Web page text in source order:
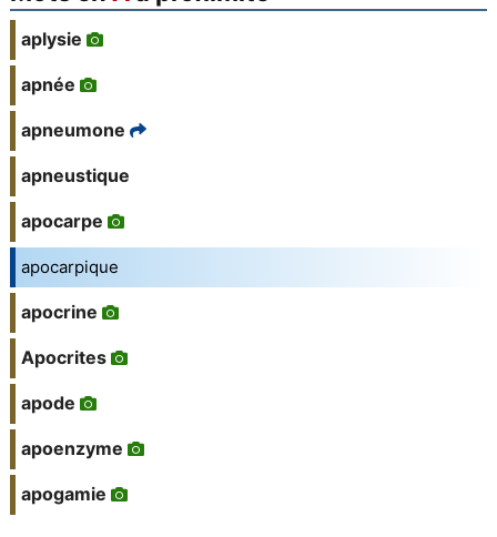
aplysie
apnée
apneumone
apneustique
apocarpe
apocarpique
apocrine
Apocrites
apode
apoenzyme
apogamie